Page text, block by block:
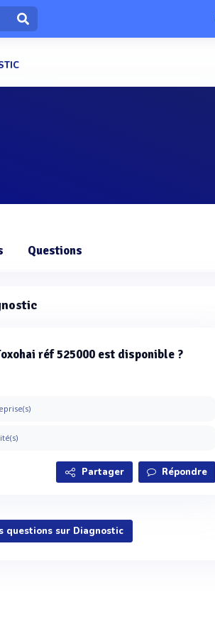
Questions
réf 525000 est disponible ?
Partager Répondre
questions sur Diagnostic